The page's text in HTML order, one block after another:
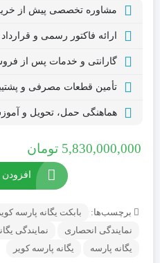
مشاوره تخصصی پیش از
ارائه فاکتور رسمی و
گارانتی و خدمات پس از
تأمین قطعات مصرفی و
هماهنگی حمل، تحویل و آموزش
5,830,000,000 تومان
برچسب‌ها: بابکت یگانه پارسه کویر
نمایندگی انحصاری
نمایندگی
یگانه پارسه
یگانه پارسه کویر